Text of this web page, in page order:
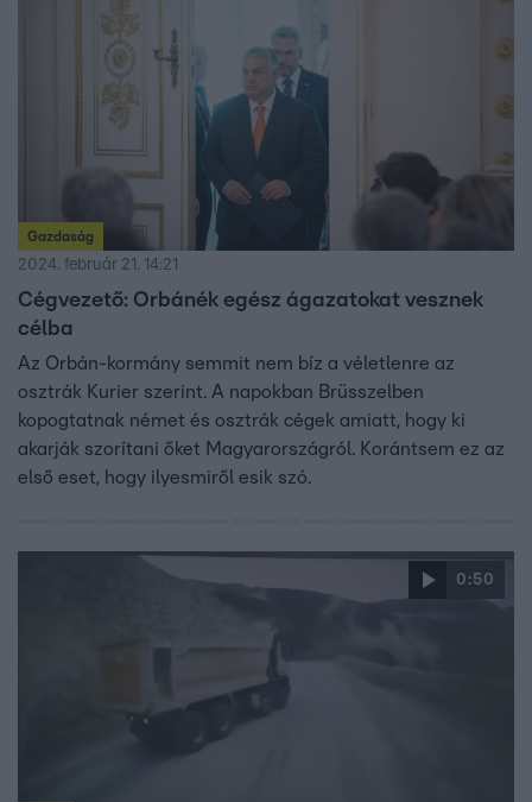
Gazdaság
2024. február 21. 14:21
Cégvezető: Orbánék egész ágazatokat vesznek
célba
Az Orbán-kormány semmit nem bíz a véletlenre az
osztrák Kurier szerint. A napokban Brüsszelben
kopogtatnak német és osztrák cégek amiatt, hogy ki
akarják szorítani őket Magyarországról. Korántsem ez az
első eset, hogy ilyesmiről esik szó.
0:50